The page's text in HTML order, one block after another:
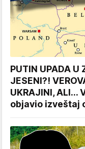
PUTIN UPADA U
JESENI?!
UKRAJINI,
objavio izveštaj